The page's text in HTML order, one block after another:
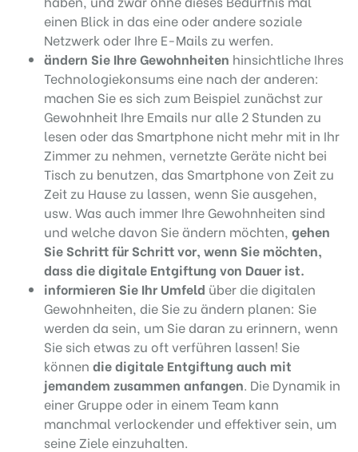
einen Blick in das eine oder andere soziale
Netzwerk oder Ihre E-Mails zu werfen.
ändern Sie Ihre Gewohnheiten hinsichtliche Ihres
Technologiekonsums eine nach der anderen:
machen Sie es sich zum Beispiel zunächst zur
Gewohnheit Ihre Emails nur alle 2 Stunden zu
lesen oder das Smartphone nicht mehr mit in Ihr
Zimmer zu nehmen, vernetzte Geräte nicht bei
Tisch zu benutzen, das Smartphone von Zeit zu
Zeit zu Hause zu lassen, wenn Sie ausgehen,
usw. Was auch immer Ihre Gewohnheiten sind
und welche davon Sie ändern möchten, gehen
Sie Schritt für Schritt vor, wenn Sie möchten,
dass die digitale Entgiftung von Dauer ist.
informieren Sie Ihr Umfeld über die digitalen
Gewohnheiten, die Sie zu ändern planen: Sie
werden da sein, um Sie daran zu erinnern, wenn
Sie sich etwas zu oft verführen lassen! Sie
können die digitale Entgiftung auch mit
jemandem zusammen anfangen. Die Dynamik in
einer Gruppe oder in einem Team kann
manchmal verlockender und effektiver sein, um
seine Ziele einzuhalten.